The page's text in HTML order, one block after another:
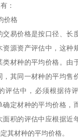
：
价格
交易价格是按口径、长
资源资产评估中，这种
材种的平均价格。由
其同一材种的平均售
评估中，必须根据待
确定材种的平均价格，
面积的评估中应根据近
其材种的平均价格。